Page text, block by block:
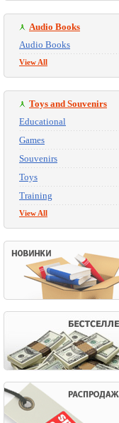
Audio Books
Audio Books
View All
Toys and Souvenirs
Educational
Games
Souvenirs
Toys
Training
View All